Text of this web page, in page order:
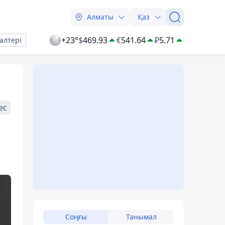
Алматы Қаз
+23°$469.93 €541.64 ₽5.71
Соңғы Танымал